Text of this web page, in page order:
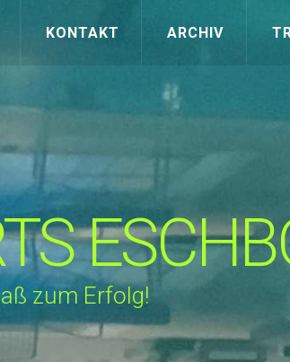
KONTAKT ARCHIV
zum Erfolg!